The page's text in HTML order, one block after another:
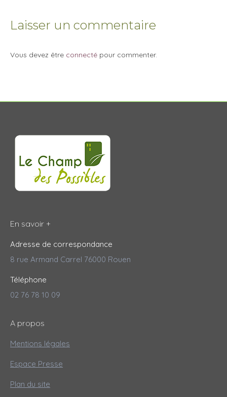
Laisser un commentaire
Vous devez être connecté pour commenter.
En savoir +
Adresse de correspondance
8 rue Armand Carrel 76000 Rouen
Téléphone
02 76 78 10 09
A propos
Mentions légales
Espace Presse
Plan du site